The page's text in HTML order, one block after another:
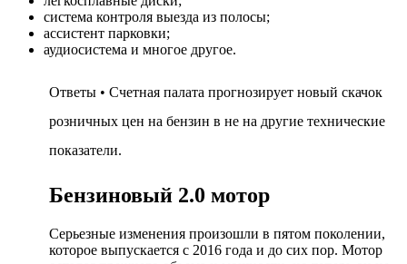
система контроля выезда из полосы;
ассистент парковки;
аудиосистема и многое другое.
Ответы • Счетная палата прогнозирует новый скачок
розничных цен на бензин в не на другие технические
показатели.
Бензиновый 2.0 мотор
Серьезные изменения произошли в пятом поколении,
которое выпускается с 2016 года и до сих пор. Мотор